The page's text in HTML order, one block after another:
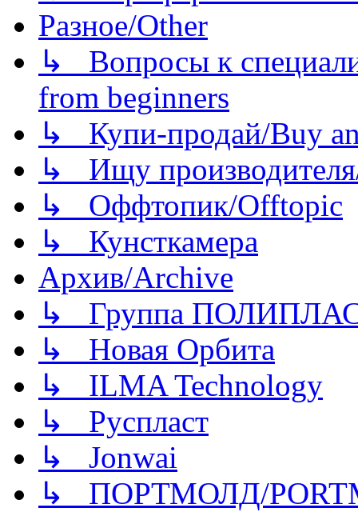
Разное/Other
↳ Вопросы к
from beginners
↳ Купи-продай/Buy
↳ Ищу
↳ Оффтопик/Offtopic
↳ Кунсткамера
Архив/Archive
↳ Группа
↳ Новая Орбита
↳ ILMA Technology
↳ Руспласт
↳ Jonwai
↳ ПОРТМОЛД/